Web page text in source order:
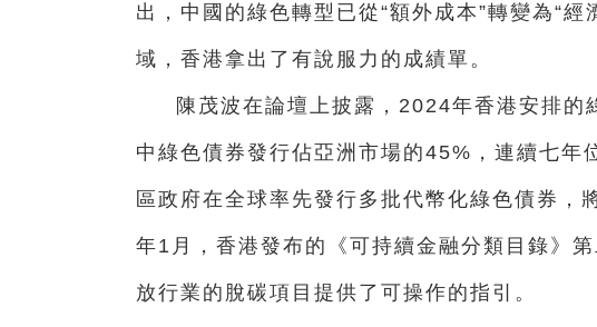
出，中國的綠色轉型已從“額外成本”轉變為“
域，香港拿出了有說服力的成績單。
陳茂波在論壇上披露，2024年香港安排
中綠色債券發行佔亞洲市場的45%，連續七年
區政府在全球率先發行多批代幣化綠色債券，
年1月，香港發布的《可持續金融分類目錄》
放行業的脫碳項目提供了可操作的指引。